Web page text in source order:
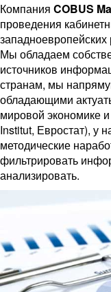
Компания COBUS
проведения
западноевропейских
Мы обладаем
источников
странам, мы
обладающими
мировой экономике
Institut, Евростат), у
методические
фильтрировать
анализировать.